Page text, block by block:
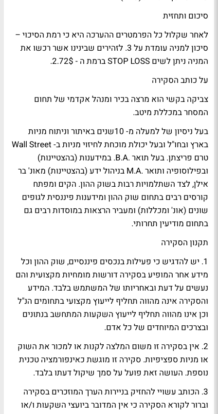
סיכום ותחזית
לאחר שקלול כל הפרמטרים ההערכה היא כי רמת הסיכוי –
סיכון למניה עומדת על 3. לזהירים שבינינו אשר רכשו את
המניה ניתן לשים STOP LOSS ברמת ה - 2.72$.
על כותב הסקירה
צביקה בקשי הוא מרצה בכיר ומנהל אקדמי של תחום
המסחר במכללת מיטב.
בעל ניסיון של למעלה מ- 10שנים באיתור וניתוח מניות
בארץ ובחו"ל ובעל יכולת מוכחת לחיזוי מניות ב- Wall Street
טרם פריצתן. בעל תואר .B.A. במידענות (בהצטיינות)
ובפילוסופיה ותואר .M.A בניהול ידע (בהצטיינות) מאונ' בר
אילן, לצד השתלמויות רבות בשוק ההון. הקים ומפתח
קורסים רבים בתחום שוק ההון ומידענות פיננסית לגופים
שונים (אונ' ומכללות) ומעביר הרצאות במוסדות רבים גם
בתחום מודיעין תחרותי.
תקנון הסקירה
1. יש להדגיש כי פעילות בנכסים פיננסיים, שוק ההון וכל
מידע אחר המופיע בסקירה דורשות מומחיות מקצועית והם
נעשים על דעת ובאחריותו של המשתמש בלבד. המידע
והסקירה אינה מהווה תחליף לייעוץ מקצועי בתחומים הנ"ל
וכן אינו מהווה תחליף לייעוץ השקעות המתחשב בנתונים
ובצרכים המיוחדים של כל אדם.
2. אין בסקירה זו משום המלצה לקנות או למכור את השוק
או מניות ספציפיות. סקירה זו מוגשת כאינפורמציה טכנית
נוספת. העושה זאת פועל על סמך שיקול דעתו בלבד.
3. הכותב עשויי להחזיק בניירות הערך המוזכרים בסקירה
וברור לקורא הסקירה כי אין המדובר ביועצי השקעות ו/או